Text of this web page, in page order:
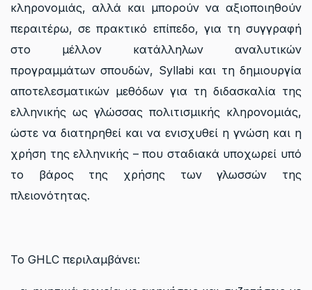
κληρονομιάς, αλλά και μπορούν να αξιοποιηθούν
περαιτέρω, σε πρακτικό επίπεδο, για τη συγγραφή
στο μέλλον κατάλληλων αναλυτικών
προγραμμάτων σπουδών, Syllabi και τη δημιουργία
αποτελεσματικών μεθόδων για τη διδασκαλία της
ελληνικής ως γλώσσας πολιτισμικής κληρονομιάς,
ώστε να διατηρηθεί και να ενισχυθεί η γνώση και η
χρήση της ελληνικής – που σταδιακά υποχωρεί υπό
το βάρος της χρήσης των γλωσσών της
πλειονότητας.
To GHLC περιλαμβάνει: